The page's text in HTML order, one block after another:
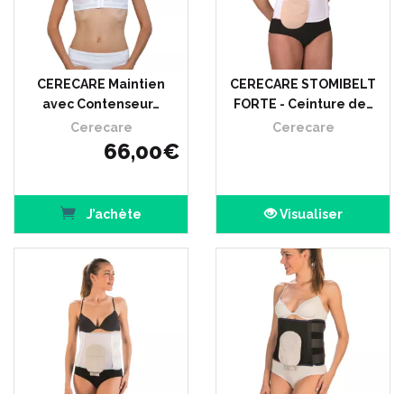
CERECARE Maintien
avec Contenseur…
Cerecare
66,00€
J’achète
CERECARE STOMIBELT
FORTE - Ceinture de…
Cerecare
Visualiser